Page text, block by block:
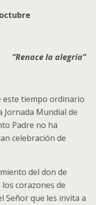
“Renace la alegría”
este tiempo ordinario
Jornada Mundial de
Padre no ha
celebración de
del don de
corazones de
Señor que les invita a